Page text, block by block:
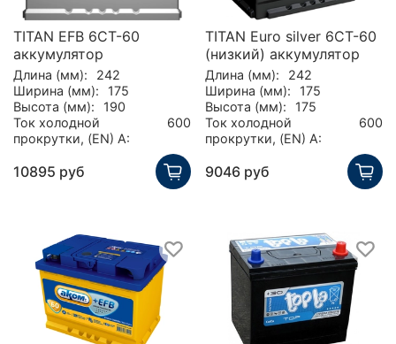
TITAN EFB 6СТ-60
аккумулятор
Длина (мм):
242
Ширина (мм):
175
Высота (мм):
190
Ток холодной
прокрутки, (EN) А:
600
10895 руб
TITAN Euro silver 6СТ-60
(низкий) аккумулятор
Длина (мм):
242
Ширина (мм):
175
Высота (мм):
175
Ток холодной
прокрутки, (EN) А:
600
9046 руб